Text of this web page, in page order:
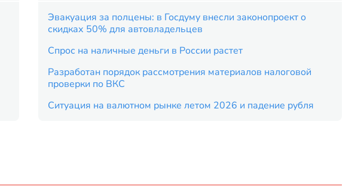
Эвакуация за полцены: в Госдуму внесли законопроект о
скидках 50% для автовладельцев
Спрос на наличные деньги в России растет
Разработан порядок рассмотрения материалов налоговой
проверки по ВКС
Ситуация на валютном рынке летом 2026 и падение рубля